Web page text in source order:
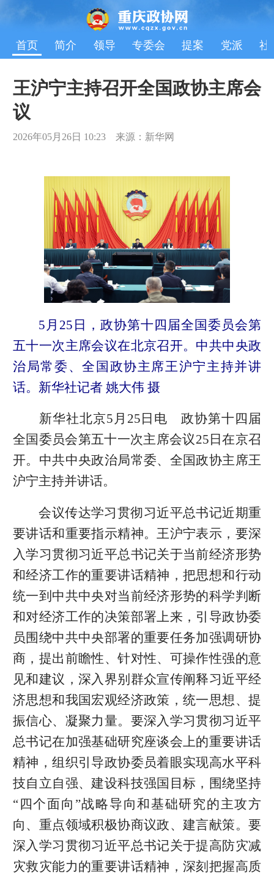
首页 简介 领导 专委会 提案 党派 社
王沪宁主持召开全国政协主席会
议
2026年05月26日 10:23 来源：新华网
5月25日，政协第十四届全国委员会第
五十一次主席会议在北京召开。中共中央政
治局常委、全国政协主席王沪宁主持并讲
话。新华社记者 姚大伟 摄
新华社北京5月25日电 政协第十四届
全国委员会第五十一次主席会议25日在京召
开。中共中央政治局常委、全国政协主席王
沪宁主持并讲话。
会议传达学习贯彻习近平总书记近期重
要讲话和重要指示精神。王沪宁表示，要深
入学习贯彻习近平总书记关于当前经济形势
和经济工作的重要讲话精神，把思想和行动
统一到中共中央对当前经济形势的科学判断
和对经济工作的决策部署上来，引导政协委
员围绕中共中央部署的重要任务加强调研协
商，提出前瞻性、针对性、可操作性强的意
见和建议，深入界别群众宣传阐释习近平经
济思想和我国宏观经济政策，统一思想、提
振信心、凝聚力量。要深入学习贯彻习近平
总书记在加强基础研究座谈会上的重要讲话
精神，组织引导政协委员着眼实现高水平科
技自立自强、建设科技强国目标，围绕坚持
“四个面向”战略导向和基础研究的主攻方
向、重点领域积极协商议政、建言献策。要
深入学习贯彻习近平总书记关于提高防灾减
灾救灾能力的重要讲话精神，深刻把握高质